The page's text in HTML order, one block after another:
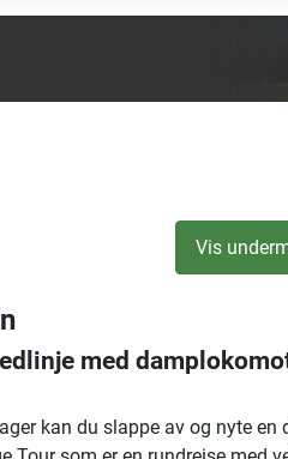
Vis
med
kan du slappe av og nyte en